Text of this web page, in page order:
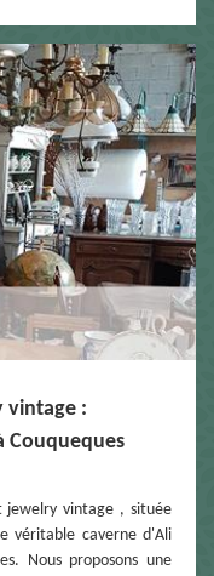
vintage :
Couqueques
jewelry vintage , située
véritable caverne d'Ali
Nous proposons une